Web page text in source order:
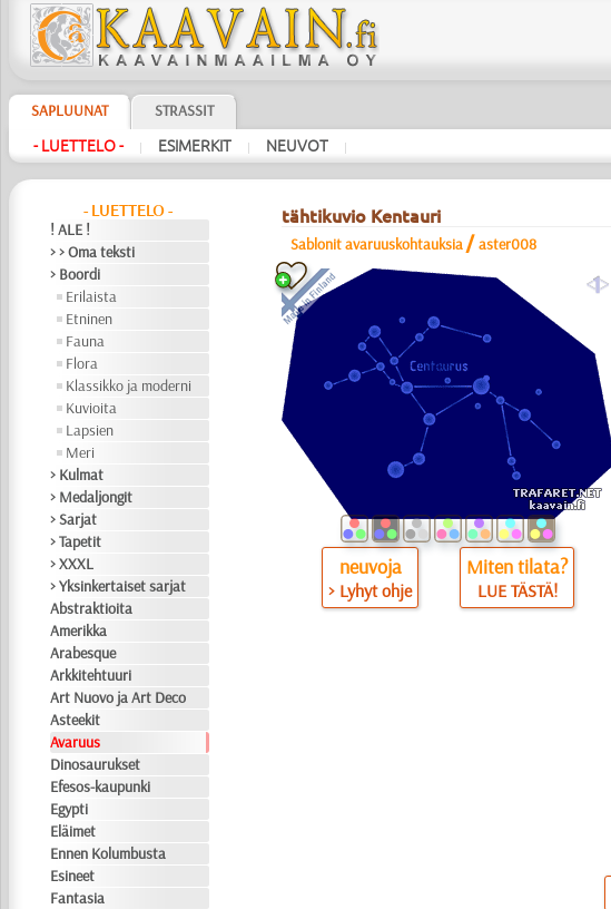
SAPLUUNAT STRASSIT
- LUETTELO - | ESIMERKIT | NEUVOT |
- LUETTELO -
! ALE !
> > Oma teksti
> Boordi
Erilaista
Etninen
Fauna
Flora
Klassikko ja moderni
Kuvioita
Lapsien
Meri
> Kulmat
> Medaljongit
> Sarjat
> Tapetit
> XXXL
> Yksinkertaiset sarjat
Abstraktioita
Amerikka
Arabesque
Arkkitehtuuri
Art Nuovo ja Art Deco
Asteekit
Avaruus
Dinosaurukset
Efesos-kaupunki
Egypti
Eläimet
Ennen Kolumbusta
Esineet
Fantasia
tähtikuvio Kentauri
Sablonit avaruuskohtauksia /aster008
a
neuvoja
> Lyhyt ohje
Miten tilata?
LUE TÄSTÄ!